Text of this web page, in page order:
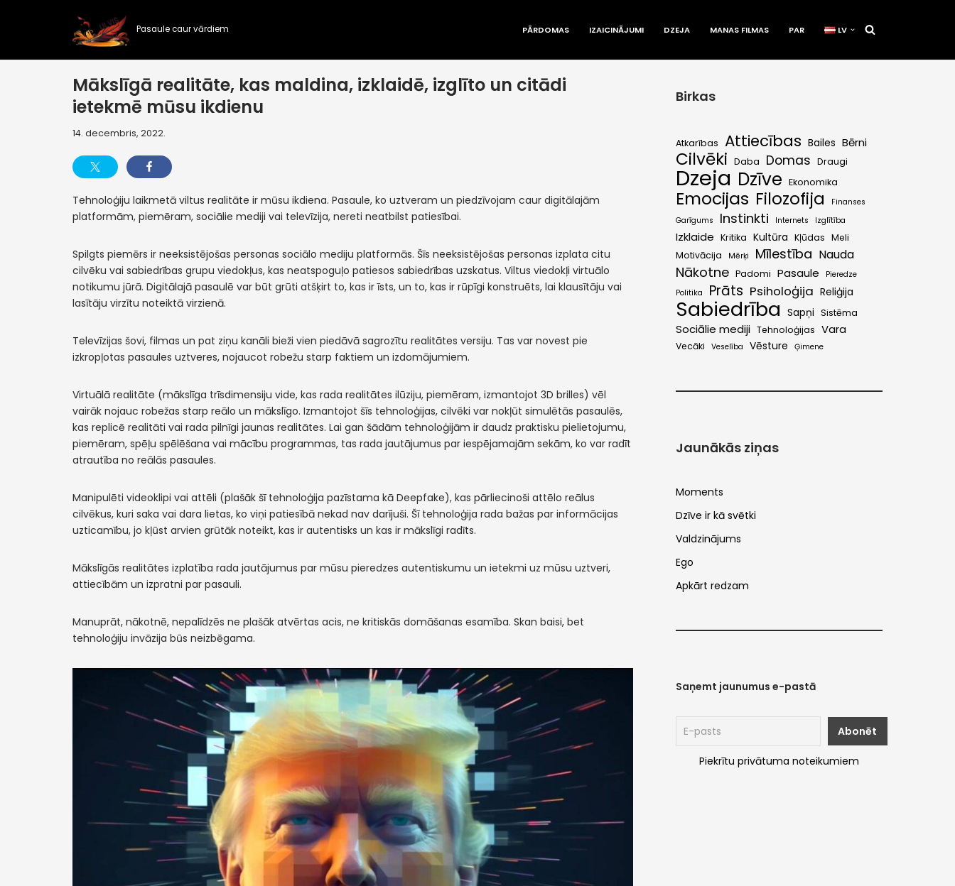
Pasaule caur vārdiem PĀRDOMAS IZAICINĀJUMI DZEJA MANAS FILMAS PAR LV
Mākslīgā realitāte, kas maldina, izklaidē, izglīto un citādi
ietekmē mūsu ikdienu
14. decembris, 2022.
Tehnoloģiju laikmetā viltus realitāte ir mūsu ikdiena. Pasaule, ko uztveram un piedzīvojam caur digitālajām
platformām, piemēram, sociālie mediji vai televīzija, nereti neatbilst patiesībai.
Spilgts piemērs ir neeksistējošas personas sociālo mediju platformās. Šīs neeksistējošas personas izplata citu
cilvēku vai sabiedrības grupu viedokļus, kas neatspoguļo patiesos sabiedrības uzskatus. Viltus viedokļi virtuālo
notikumu jūrā. Digitālajā pasaulē var būt grūti atšķirt to, kas ir īsts, un to, kas ir rūpīgi konstruēts, lai klausītāju vai
lasītāju virzītu noteiktā virzienā.
Televīzijas šovi, filmas un pat ziņu kanāli bieži vien piedāvā sagrozītu realitātes versiju. Tas var novest pie
izkropļotas pasaules uztveres, nojaucot robežu starp faktiem un izdomājumiem.
Virtuālā realitāte (mākslīga trīsdimensiju vide, kas rada realitātes ilūziju, piemēram, izmantojot 3D brilles) vēl
vairāk nojauc robežas starp reālo un mākslīgo. Izmantojot šīs tehnoloģijas, cilvēki var nokļūt simulētās pasaulēs,
kas replicē realitāti vai rada pilnīgi jaunas realitātes. Lai gan šādām tehnoloģijām ir daudz praktisku pielietojumu,
piemēram, spēļu spēlēšana vai mācību programmas, tas rada jautājumus par iespējamajām sekām, ko var radīt
atrautība no reālās pasaules.
Manipulēti videoklipi vai attēli (plašāk šī tehnoloģija pazīstama kā Deepfake), kas pārliecinoši attēlo reālus
cilvēkus, kuri saka vai dara lietas, ko viņi patiesībā nekad nav darījuši. Šī tehnoloģija rada bažas par informācijas
uzticamību, jo kļūst arvien grūtāk noteikt, kas ir autentisks un kas ir mākslīgi radīts.
Mākslīgās realitātes izplatība rada jautājumus par mūsu pieredzes autentiskumu un ietekmi uz mūsu uztveri,
attiecībām un izpratni par pasauli.
Manuprāt, nākotnē, nepalīdzēs ne plašāk atvērtas acis, ne kritiskās domāšanas esamība. Skan baisi, bet
tehnoloģiju invāzija būs neizbēgama.
Birkas
Atkarības Attiecības Bailes Bērni
Cilvēki Daba Domas Draugi
Dzeja Dzīve Ekonomika
Emocijas Filozofija
Finanses
Garīgums
Instinkti Internets Izglītība
Izklaide Kritika Kultūra Kļūdas Meli
Motivācija
Mērķi Mīlestība Nauda
Nākotne Padomi Pasaule
Pieredze
Politika
Prāts Psiholoģija Reliģija
Sabiedrība Sapņi Sistēma
Sociālie mediji Tehnoloģijas Vara
Vecāki Veselība Vēsture Ģimene
Jaunākās ziņas
Moments
Dzīve ir kā svētki
Valdzinājums
Ego
Apkārt redzam
Saņemt jaunumus e-pastā
Piekrītu privātuma noteikumiem